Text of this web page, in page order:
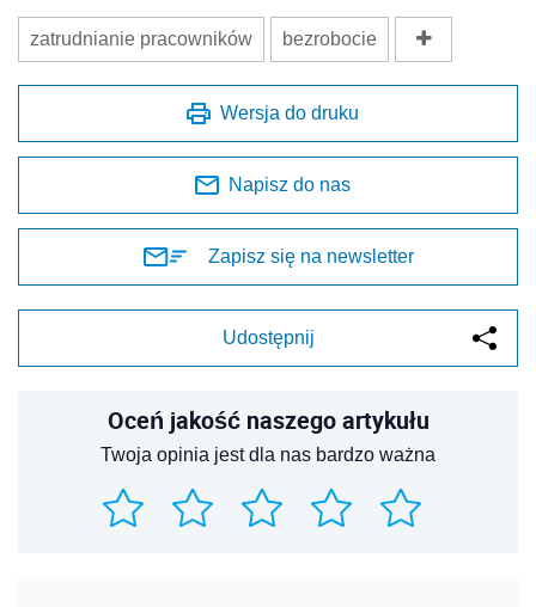
zatrudnianie pracowników bezrobocie
Wersja do druku
Napisz do nas
Zapisz się na newsletter
Udostępnij
Oceń jakość naszego artykułu
Twoja opinia jest dla nas bardzo ważna